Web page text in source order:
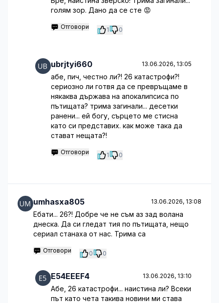
голям зор. Дано да се сте 😡
Отговори 1 0
ubrjtyi660 13.06.2026, 13:05
абе, пич, честно ли?! 26 катастрофи?!
сериозно ли готвя да се превръщаме в
някаква държава на апокалипсиса по
пътищата? трима загинали... десетки
ранени... ей богу, сърцето ме стисна
като си представих. как може така да
стават нещата?!
Отговори 1 0
umhasxa805 13.06.2026, 13:08
Ебати... 26?! Добре че не съм аз зад волана
днеска. Да си гледат тия по пътищата, нещо
сериал станаха от нас. Трима са
Отговори 0 0
E54EEEF4 13.06.2026, 13:10
Абе, 26 катастрофи... наистина ли? Всеки
път като чета такива новини ми става